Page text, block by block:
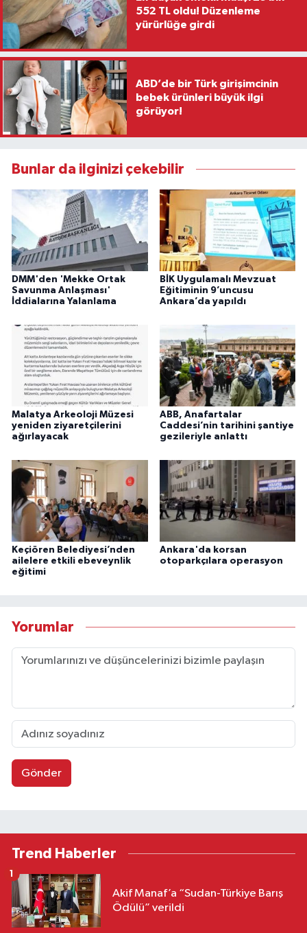
552 TL oldu! Düzenleme
yürürlüğe girdi
ABD’de bir Türk girişimcinin
bebek ürünleri büyük ilgi
görüyor!
Bunlar da ilginizi çekebilir
DMM'den 'Mekke Ortak
Savunma Anlaşması'
İddialarına Yalanlama
BİK Uygulamalı Mevzuat
Eğitiminin 9’uncusu
Ankara’da yapıldı
Malatya Arkeoloji Müzesi
yeniden ziyaretçilerini
ağırlayacak
ABB, Anafartalar
Caddesi’nin tarihini şantiye
gezileriyle anlattı
Keçiören Belediyesi’nden
ailelere etkili ebeveynlik
eğitimi
Ankara'da korsan
otoparkçılara operasyon
Yorumlar
Gönder
Trend Haberler
Akif Manaf’a “Sudan-Türkiye Barış
Ödülü” verildi
1